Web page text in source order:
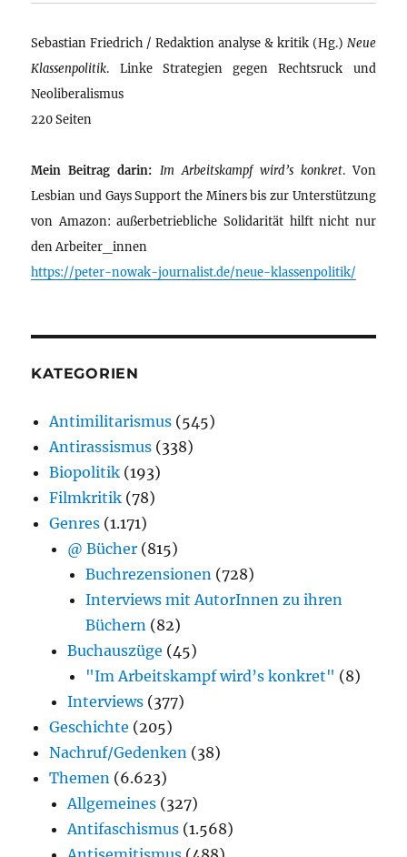
Sebastian Friedrich / Redaktion analyse & kritik (Hg.) Neue
Klassenpolitik. Linke Strategien gegen Rechtsruck und
Neoliberalismus
220 Seiten
Mein Beitrag darin: Im Arbeitskampf wird’s konkret. Von
Lesbian und Gays Support the Miners bis zur Unterstützung
von Amazon: außerbetriebliche Solidarität hilft nicht nur
den Arbeiter_innen
https://peter-nowak-journalist.de/neue-klassenpolitik/
KATEGORIEN
Antimilitarismus (545)
Antirassismus (338)
Biopolitik (193)
Filmkritik (78)
Genres (1.171)
@ Bücher (815)
Buchrezensionen (728)
Interviews mit AutorInnen zu ihren
Büchern (82)
Buchauszüge (45)
"Im Arbeitskampf wird’s konkret" (8)
Interviews (377)
Geschichte (205)
Nachruf/Gedenken (38)
Themen (6.623)
Allgemeines (327)
Antifaschismus (1.568)